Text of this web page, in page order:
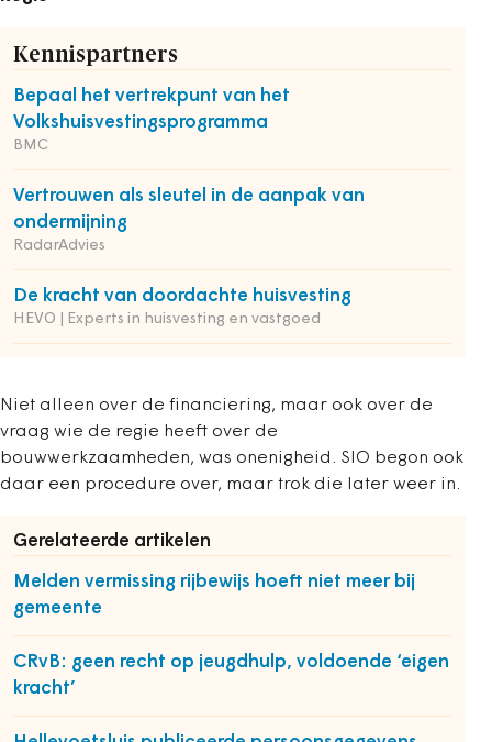
Kennispartners
Bepaal het vertrekpunt van het
Volkshuisvestingsprogramma
BMC
Vertrouwen als sleutel in de aanpak van
ondermijning
RadarAdvies
De kracht van doordachte huisvesting
HEVO | Experts in huisvesting en vastgoed
Niet alleen over de financiering, maar ook over de
vraag wie de regie heeft over de
bouwwerkzaamheden, was onenigheid. SIO begon ook
daar een procedure over, maar trok die later weer in.
Gerelateerde artikelen
Melden vermissing rijbewijs hoeft niet meer bij
gemeente
CRvB: geen recht op jeugdhulp, voldoende ‘eigen
kracht’